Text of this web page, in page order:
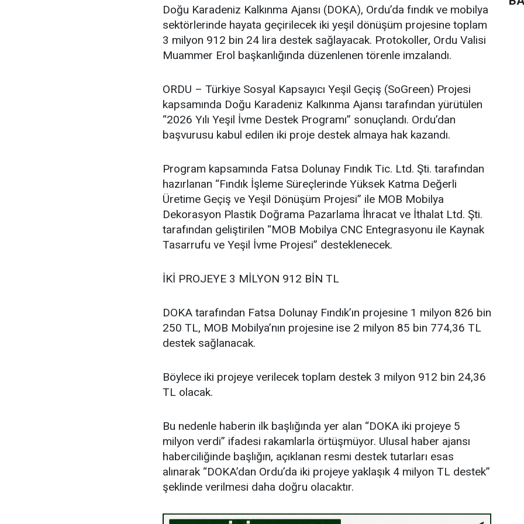
Doğu Karadeniz Kalkınma Ajansı (DOKA), Ordu’da fındık ve mobilya
sektörlerinde hayata geçirilecek iki yeşil dönüşüm projesine toplam
3 milyon 912 bin 24 lira destek sağlayacak. Protokoller, Ordu Valisi
Muammer Erol başkanlığında düzenlenen törenle imzalandı.
ORDU – Türkiye Sosyal Kapsayıcı Yeşil Geçiş (SoGreen) Projesi
kapsamında Doğu Karadeniz Kalkınma Ajansı tarafından yürütülen
“2026 Yılı Yeşil İvme Destek Programı” sonuçlandı. Ordu’dan
başvurusu kabul edilen iki proje destek almaya hak kazandı.
Program kapsamında Fatsa Dolunay Fındık Tic. Ltd. Şti. tarafından
hazırlanan “Fındık İşleme Süreçlerinde Yüksek Katma Değerli
Üretime Geçiş ve Yeşil Dönüşüm Projesi” ile MOB Mobilya
Dekorasyon Plastik Doğrama Pazarlama İhracat ve İthalat Ltd. Şti.
tarafından geliştirilen “MOB Mobilya CNC Entegrasyonu ile Kaynak
Tasarrufu ve Yeşil İvme Projesi” desteklenecek.
İKİ PROJEYE 3 MİLYON 912 BİN TL
DOKA tarafından Fatsa Dolunay Fındık’ın projesine 1 milyon 826 bin
250 TL, MOB Mobilya’nın projesine ise 2 milyon 85 bin 774,36 TL
destek sağlanacak.
Böylece iki projeye verilecek toplam destek 3 milyon 912 bin 24,36
TL olacak.
Bu nedenle haberin ilk başlığında yer alan “DOKA iki projeye 5
milyon verdi” ifadesi rakamlarla örtüşmüyor. Ulusal haber ajansı
haberciliğinde başlığın, açıklanan resmi destek tutarları esas
alınarak “DOKA’dan Ordu’da iki projeye yaklaşık 4 milyon TL destek”
şeklinde verilmesi daha doğru olacaktır.